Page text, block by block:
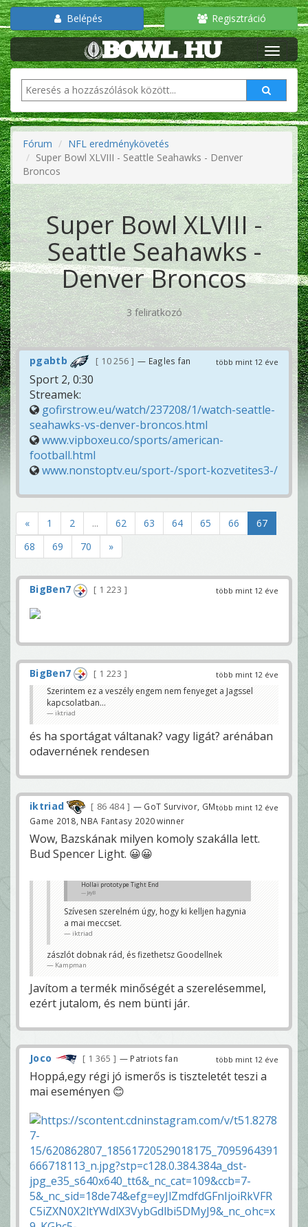
Belépés Regisztráció
Fórum
NFL eredménykövetés
Super Bowl XLVIII - Seattle Seahawks - Denver
Broncos
Super Bowl XLVIII -
Seattle Seahawks -
Denver Broncos
3 feliratkozó
több mint 12 éve
pgabtb 10 256 — Eagles fan
Sport 2, 0:30
Streamek:
gofirstrow.eu/watch/237208/1/watch-seattle-
seahawks-vs-denver-broncos.html
www.vipboxeu.co/sports/american-
football.html
www.nonstoptv.eu/sport-/sport-kozvetites3-/
« 1 2 ... 62 63 64 65 66
67
68
69 70 »
több mint 12 éve
BigBen7 1 223
több mint 12 éve
BigBen7
1 223
Szerintem ez a veszély engem nem fenyeget a Jagssel
kapcsolatban...
iktriad
és ha sportágat váltanak? vagy ligát? arénában
odavernének rendesen
több mint 12 éve
iktriad 86 484
— GoT Survivor, GM
Game 2018, NBA Fantasy 2020 winner
Wow, Bazskának milyen komoly szakálla lett.
Bud Spencer Light. 😀😀
Hollai prototype Tight End
JayB
Szívesen szerelném úgy, hogy ki kelljen hagynia
a mai meccset.
iktriad
zászlót dobnak rád, és fizethetsz Goodellnek
Kampman
Javítom a termék minőségét a szerelésemmel,
ezért jutalom, és nem bünti jár.
több mint 12 éve
Joco 1 365 — Patriots fan
Hoppá,egy régi jó ismerős is tiszteletét teszi a
mai eseményen 😊